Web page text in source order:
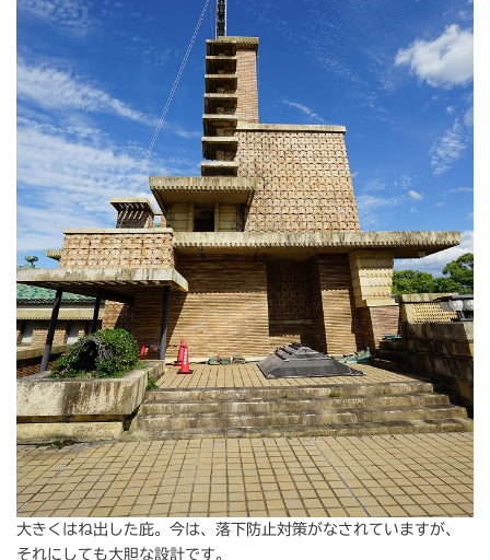
大きくはね出した庇。今は、落下防止対策がなされていますが、
それにしても大胆な設計です。